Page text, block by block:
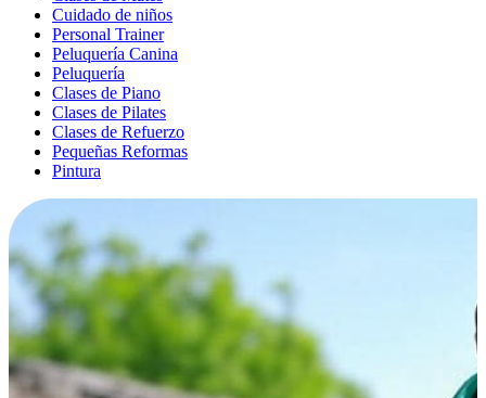
Cuidado de niños
Personal Trainer
Peluquería Canina
Peluquería
Clases de Piano
Clases de Pilates
Clases de Refuerzo
Pequeñas Reformas
Pintura